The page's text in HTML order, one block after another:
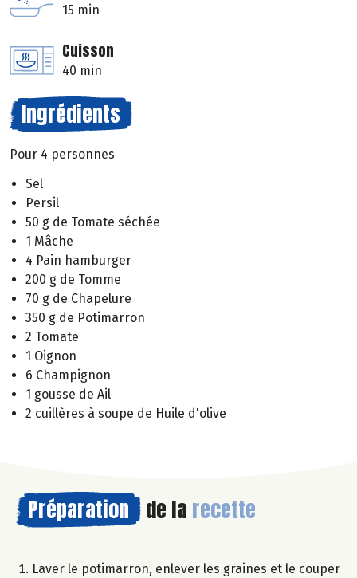
15 min
Cuisson
40 min
Ingrédients
Pour 4 personnes
Sel
Persil
50 g de Tomate séchée
1 Mâche
4 Pain hamburger
200 g de Tomme
70 g de Chapelure
350 g de Potimarron
2 Tomate
1 Oignon
6 Champignon
1 gousse de Ail
2 cuillères à soupe de Huile d'olive
Préparation de la recette
Laver le potimarron, enlever les graines et le couper